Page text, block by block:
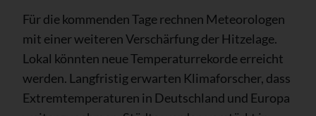
Für die kommenden Tage rechnen Meteorologen
mit einer weiteren Verschärfung der Hitzelage.
Lokal könnten neue Temperaturrekorde erreicht
werden. Langfristig erwarten Klimaforscher, dass
Extremtemperaturen in Deutschland und Europa